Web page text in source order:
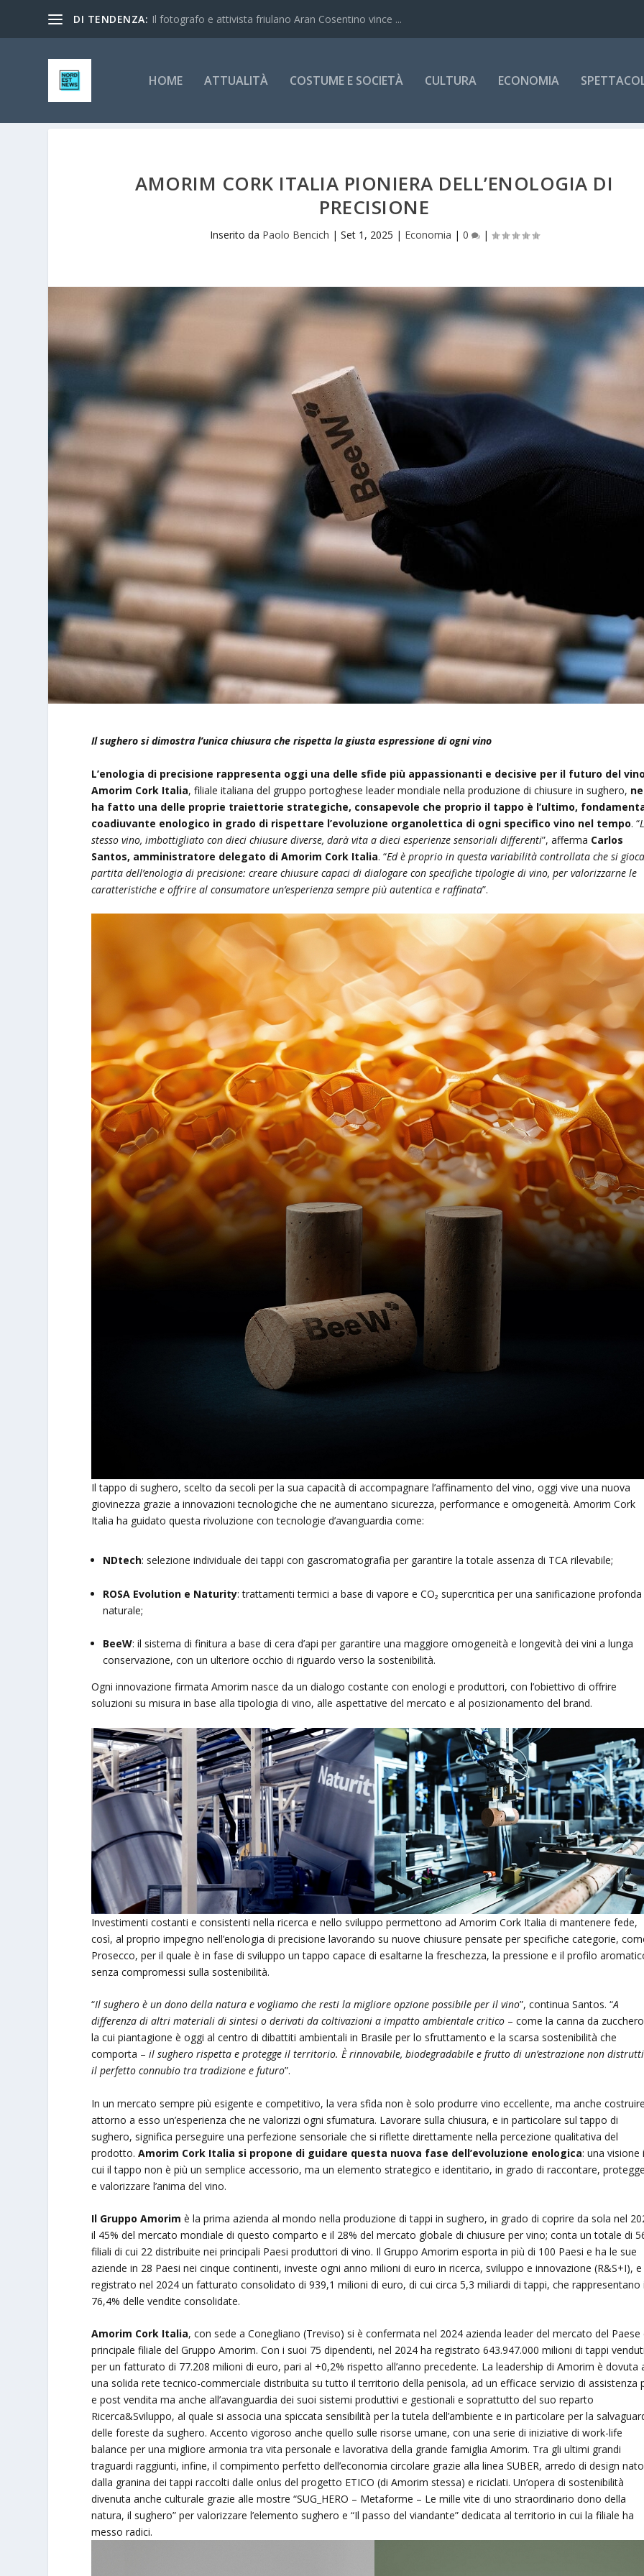
DI TENDENZA: Il fotografo e attivista friulano Aran Cosentino vince ...
HOME ATTUALITÀ COSTUME E SOCIETÀ CULTURA ECONOMIA
AMORIM CORK ITALIA PIONIERA DELL’ENOLOGIA DI
PRECISIONE
Inserito da Paolo Bencich | Set 1, 2025 | Economia | 0 |
Il sughero si dimostra l’unica chiusura che rispetta la giusta espressione di ogni vino
L’enologia di precisione rappresenta oggi una delle sfide più appassionanti e decisive per il futuro del
Amorim Cork Italia, filiale italiana del gruppo portoghese leader mondiale nella produzione di chiusure in sughero, ne
ha fatto una delle proprie traiettorie strategiche, consapevole che proprio il tappo è l’ultimo,
coadiuvante enologico in grado di rispettare l’evoluzione organolettica di ogni specifico vino nel tempo. “
stesso vino, imbottigliato con dieci chiusure diverse, darà vita a dieci esperienze sensoriali differenti”, afferma Carlos
Santos, amministratore delegato di Amorim Cork Italia. “Ed è proprio in questa variabilità controllata che si
partita dell’enologia di precisione: creare chiusure capaci di dialogare con specifiche tipologie di vino, per valorizzarne le
caratteristiche e offrire al consumatore un’esperienza sempre più autentica e raffinata”.
Il tappo di sughero, scelto da secoli per la sua capacità di accompagnare l’affinamento del vino, oggi vive una nuova
giovinezza grazie a innovazioni tecnologiche che ne aumentano sicurezza, performance e omogeneità. Amorim Cork
Italia ha guidato questa rivoluzione con tecnologie d’avanguardia come:
NDtech: selezione individuale dei tappi con gascromatografia per garantire la totale assenza di TCA rilevabile;
ROSA Evolution e Naturity: trattamenti termici a base di vapore e CO₂ supercritica per una sanificazione
naturale;
BeeW: il sistema di finitura a base di cera d’api per garantire una maggiore omogeneità e longevità dei vini a lunga
conservazione, con un ulteriore occhio di riguardo verso la sostenibilità.
Ogni innovazione firmata Amorim nasce da un dialogo costante con enologi e produttori, con l’obiettivo di offrire
soluzioni su misura in base alla tipologia di vino, alle aspettative del mercato e al posizionamento del brand.
Investimenti costanti e consistenti nella ricerca e nello sviluppo permettono ad Amorim Cork Italia di mantenere fede,
così, al proprio impegno nell’enologia di precisione lavorando su nuove chiusure pensate per specifiche categorie,
Prosecco, per il quale è in fase di sviluppo un tappo capace di esaltarne la freschezza, la pressione e il profilo
senza compromessi sulla sostenibilità.
“Il sughero è un dono della natura e vogliamo che resti la migliore opzione possibile per il vino”, continua Santos. “A
differenza di altri materiali di sintesi o derivati da coltivazioni a impatto ambientale critico – come la canna da
la cui piantagione è oggi al centro di dibattiti ambientali in Brasile per lo sfruttamento e la scarsa sostenibilità che
comporta –il sughero rispetta e protegge il territorio. È rinnovabile, biodegradabile e frutto di un’estrazione non
il perfetto connubio tra tradizione e futuro”.
In un mercato sempre più esigente e competitivo, la vera sfida non è solo produrre vino eccellente, ma anche
attorno a esso un’esperienza che ne valorizzi ogni sfumatura. Lavorare sulla chiusura, e in particolare sul tappo di
sughero, significa perseguire una perfezione sensoriale che si riflette direttamente nella percezione qualitativa del
prodotto.Amorim Cork Italia si propone di guidare questa nuova fase dell’evoluzione enologica: una visione
cui il tappo non è più un semplice accessorio, ma un elemento strategico e identitario, in grado di raccontare,
e valorizzare l’anima del vino.
Il Gruppo Amorim è la prima azienda al mondo nella produzione di tappi in sughero, in grado di coprire da sola nel
il 45% del mercato mondiale di questo comparto e il 28% del mercato globale di chiusure per vino; conta un totale di
filiali di cui 22 distribuite nei principali Paesi produttori di vino. Il Gruppo Amorim esporta in più di 100 Paesi e ha le sue
aziende in 28 Paesi nei cinque continenti, investe ogni anno milioni di euro in ricerca, sviluppo e innovazione (R&S+I),
registrato nel 2024 un fatturato consolidato di 939,1 milioni di euro, di cui circa 5,3 miliardi di tappi, che rappresentano
76,4% delle vendite consolidate.
Amorim Cork Italia, con sede a Conegliano (Treviso) si è confermata nel 2024 azienda leader del mercato del Paese
principale filiale del Gruppo Amorim. Con i suoi 75 dipendenti, nel 2024 ha registrato 643.947.000 milioni di tappi
per un fatturato di 77.208 milioni di euro, pari al +0,2% rispetto all’anno precedente. La leadership di Amorim è dovuta
una solida rete tecnico-commerciale distribuita su tutto il territorio della penisola, ad un efficace servizio di assistenza
e post vendita ma anche all’avanguardia dei suoi sistemi produttivi e gestionali e soprattutto del suo reparto
Ricerca&Sviluppo, al quale si associa una spiccata sensibilità per la tutela dell’ambiente e in particolare per la
delle foreste da sughero. Accento vigoroso anche quello sulle risorse umane, con una serie di iniziative di work-life
balance per una migliore armonia tra vita personale e lavorativa della grande famiglia Amorim. Tra gli ultimi grandi
traguardi raggiunti, infine, il compimento perfetto dell’economia circolare grazie alla linea SUBER, arredo di design nato
dalla granina dei tappi raccolti dalle onlus del progetto ETICO (di Amorim stessa) e riciclati. Un’opera di sostenibilità
divenuta anche culturale grazie alle mostre “SUG_HERO – Metaforme – Le mille vite di uno straordinario dono della
natura, il sughero” per valorizzare l’elemento sughero e “Il passo del viandante” dedicata al territorio in cui la filiale ha
messo radici.